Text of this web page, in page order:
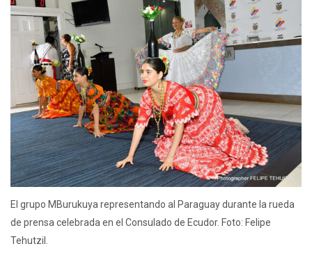
El grupo MBurukuya representando al Paraguay durante la rueda
de prensa celebrada en el Consulado de Ecudor. Foto: Felipe
Tehutzil.